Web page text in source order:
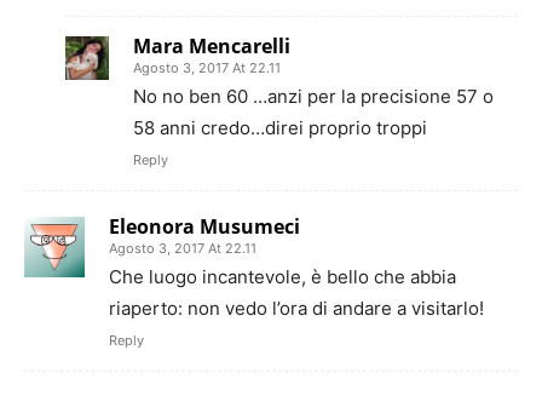
Mara Mencarelli
Agosto 3, 2017 At 22.11
No no ben 60 …anzi per la precisione 57 o
58 anni credo…direi proprio troppi
Reply
Eleonora Musumeci
Agosto 3, 2017 At 22.11
Che luogo incantevole, è bello che abbia
riaperto: non vedo l’ora di andare a visitarlo!
Reply